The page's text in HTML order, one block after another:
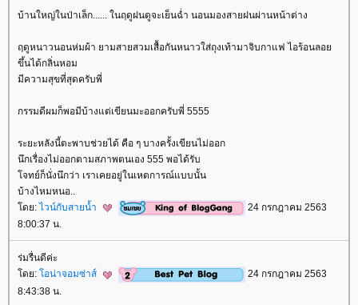
บ้านใหญ่ในป่าเล็ก...... ในฤดูฝนดูจะเย็นฉ่ำ นอนมองสายฝนผ่านหน้าต่าง
ฤดูหนาวนอนห่มผ้า ยามสายสวมเสื้อกันหนาวใส่ถุงเท้ามาจิบกาแฟ ไอร้อนลอ
ขึ้นได้กลิ่นหอม
มีความสุขที่สุดครับพี่
กรรมดีผมก็พอมีบ้างแต่เขียนมะออกครับพี่ 5555
ระยะหลังนี้ตะพาบช่วยได้ คือ ๆ บางครั้งเขียนไม่ออก
นึกเรื่องไม่ออกตามสภาพตนเอง 555 พอได้รับ
จทย์ก็นั่งนึกว่า เราเคยอยู่ในเหตการณ์แบบนั้น
บ้างไหมหนอ..
ดย: ไวน์กับสายน้ำ
24 กรกฎาคม 2563
8:00:37 น.
ร่มรื่นดีค่ะ
ดย: อน่าจอมซ่าส์
24 กรกฎาคม 2563
8:43:38 น.